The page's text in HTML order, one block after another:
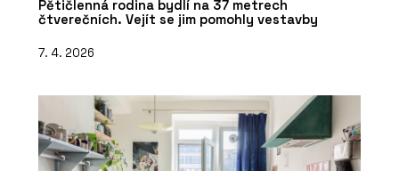
Pětičlenná rodina bydlí na 37 metrech
čtverečních. Vejít se jim pomohly vestavby
7. 4. 2026